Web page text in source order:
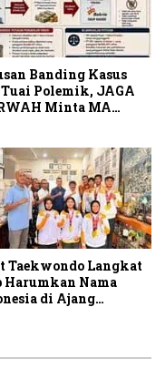
Banding Kasus
Tuai Polemik, JAGA
Minta MA
Taekwondo Langkat
Harumkan Nama
di Ajang